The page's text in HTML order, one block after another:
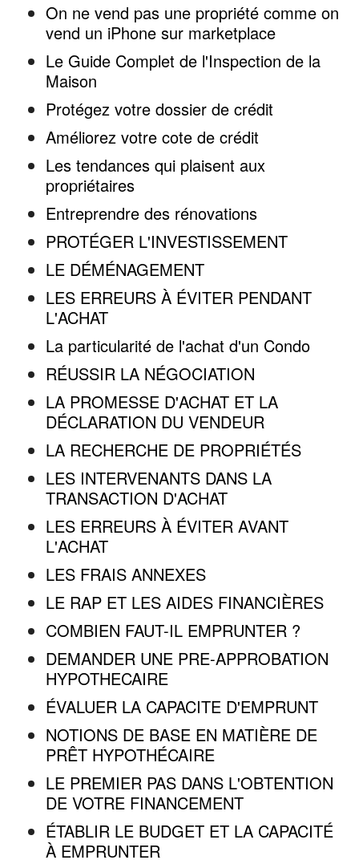
On ne vend pas une propriété comme on
vend un iPhone sur marketplace
Le Guide Complet de l'Inspection de la
Maison
Protégez votre dossier de crédit
Améliorez votre cote de crédit
Les tendances qui plaisent aux
propriétaires
Entreprendre des rénovations
PROTÉGER L'INVESTISSEMENT
LE DÉMÉNAGEMENT
LES ERREURS À ÉVITER PENDANT
L'ACHAT
La particularité de l'achat d'un Condo
RÉUSSIR LA NÉGOCIATION
LA PROMESSE D'ACHAT ET LA
DÉCLARATION DU VENDEUR
LA RECHERCHE DE PROPRIÉTÉS
LES INTERVENANTS DANS LA
TRANSACTION D'ACHAT
LES ERREURS À ÉVITER AVANT
L'ACHAT
LES FRAIS ANNEXES
LE RAP ET LES AIDES FINANCIÈRES
COMBIEN FAUT-IL EMPRUNTER ?
DEMANDER UNE PRE-APPROBATION
HYPOTHECAIRE
ÉVALUER LA CAPACITE D'EMPRUNT
NOTIONS DE BASE EN MATIÈRE DE
PRÊT HYPOTHÉCAIRE
LE PREMIER PAS DANS L'OBTENTION
DE VOTRE FINANCEMENT
ÉTABLIR LE BUDGET ET LA CAPACITÉ
À EMPRUNTER